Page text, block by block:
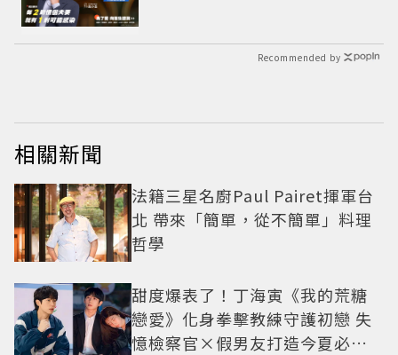
Recommended by
相關新聞
法籍三星名廚Paul Pairet揮軍台
北 帶來「簡單，從不簡單」料理
哲學
甜度爆表了！丁海寅《我的荒糖
戀愛》化身拳擊教練守護初戀 失
憶檢察官×假男友打造今夏必看